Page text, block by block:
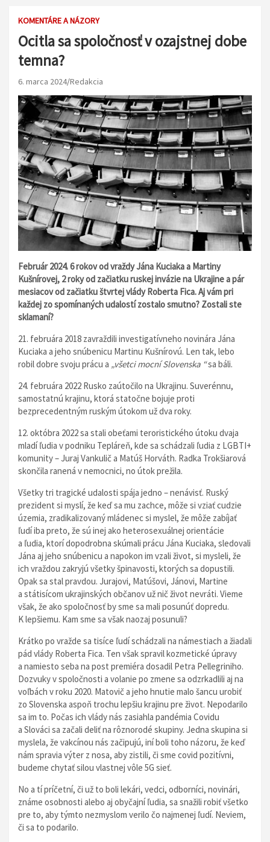
KOMENTÁRE A NÁZORY
Ocitla sa spoločnosť v ozajstnej dobe
temna?
6. marca 2024 Redakcia
Február 2024. 6 rokov od vraždy Jána Kuciaka a Martiny
Kušnírovej, 2 roky od začiatku ruskej invázie na Ukrajine a pár
mesiacov od začiatku štvrtej vlády Roberta Fica. Aj vám pri
každej zo spomínaných udalostí zostalo smutno? Zostali ste
sklamaní?
21. februára 2018 zavraždili investigatívneho novinára Jána
Kuciaka a jeho snúbenicu Martinu Kušnírovú. Len tak, lebo
robil dobre svoju prácu a „všetci mocní Slovenska “sa báli.
24. februára 2022 Rusko zaútočilo na Ukrajinu. Suverénnu,
samostatnú krajinu, ktorá statočne bojuje proti
bezprecedentným ruským útokom už dva roky.
12. októbra 2022 sa stali obeťami teroristického útoku dvaja
mladí ľudia v podniku Tepláreň, kde sa schádzali ľudia z LGBTI+
komunity – Juraj Vankulič a Matúš Horváth. Radka Trokšiarová
skončila ranená v nemocnici, no útok prežila.
Všetky tri tragické udalosti spája jedno – nenávisť. Ruský
prezident si myslí, že keď sa mu zachce, môže si vziať cudzie
územia, zradikalizovaný mládenec si myslel, že môže zabíjať
ľudí iba preto, že sú inej ako heterosexuálnej orientácie
a ľudia, ktorí dopodrobna skúmali prácu Jána Kuciaka, sledovali
Jána aj jeho snúbenicu a napokon im vzali život, si mysleli, že
ich vraždou zakryjú všetky špinavosti, ktorých sa dopustili.
Opak sa stal pravdou. Jurajovi, Matúšovi, Jánovi, Martine
a státisícom ukrajinských občanov už nič život nevráti. Vieme
však, že ako spoločnosť by sme sa mali posunúť dopredu.
K lepšiemu. Kam sme sa však naozaj posunuli?
Krátko po vražde sa tisíce ľudí schádzali na námestiach a žiadali
pád vlády Roberta Fica. Ten však spravil kozmetické úpravy
a namiesto seba na post premiéra dosadil Petra Pellegriniho.
Dozvuky v spoločnosti a volanie po zmene sa odzrkadlili aj na
voľbách v roku 2020. Matovič a jeho hnutie malo šancu urobiť
zo Slovenska aspoň trochu lepšiu krajinu pre život. Nepodarilo
sa im to. Počas ich vlády nás zasiahla pandémia Covidu
a Slováci sa začali deliť na rôznorodé skupiny. Jedna skupina si
myslela, že vakcínou nás začipujú, iní boli toho názoru, že keď
nám spravia výter z nosa, aby zistili, či sme covid pozitívni,
budeme chytať silou vlastnej vôle 5G sieť.
No a tí príčetní, či už to boli lekári, vedci, odborníci, novinári,
známe osobnosti alebo aj obyčajní ľudia, sa snažili robiť všetko
pre to, aby týmto nezmyslom verilo čo najmenej ľudí. Neviem,
či sa to podarilo.